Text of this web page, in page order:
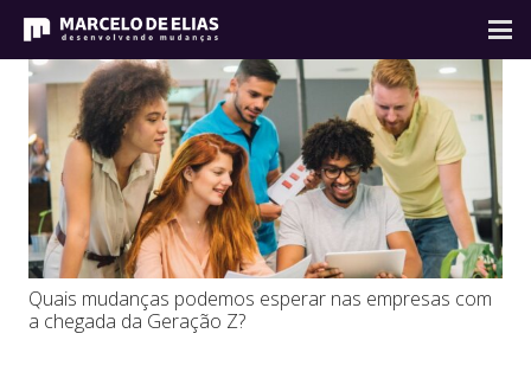
Quais mudanças podemos esperar nas empresas com
a chegada da Geração Z?